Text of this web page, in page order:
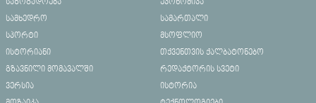
საზოგადოება
ეკონომიკა
სამხედრო
სამართალი
სპორტი
მსოფლიო
ისტორიანი
თქვენთვის ქალბატონებო
გზავნილი მომავალში
რედაქტორის სვეტი
ვერსია
ისტორია